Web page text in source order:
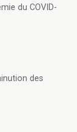
du COVID-
des